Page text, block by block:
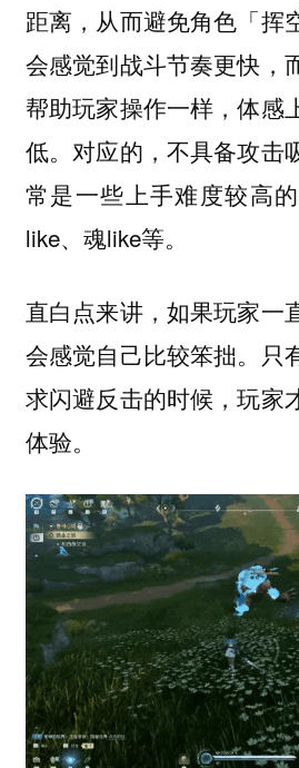
距离，从而避免角色「挥
会感觉到战斗节奏更快，
帮助玩家操作一样，体感
低。对应的，不具备攻击
常是一些上手难度较高
like、魂like等。
直白点来讲，如果玩家一
会感觉自己比较笨拙。只
求闪避反击的时候，玩家
体验。